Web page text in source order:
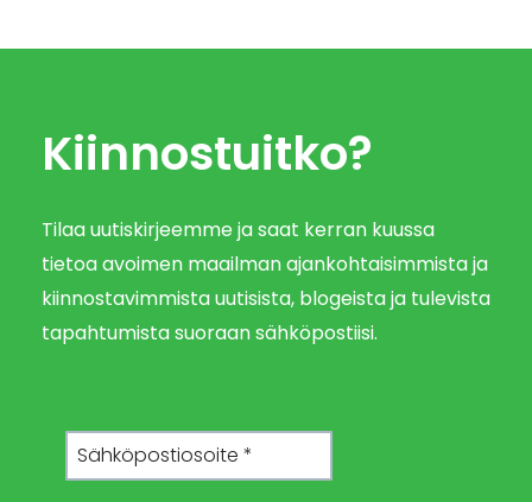
Kiinnostuitko?
Tilaa uutiskirjeemme ja saat kerran kuussa
tietoa avoimen maailman ajankohtaisimmista ja
kiinnostavimmista uutisista, blogeista ja tulevista
tapahtumista suoraan sähköpostiisi.